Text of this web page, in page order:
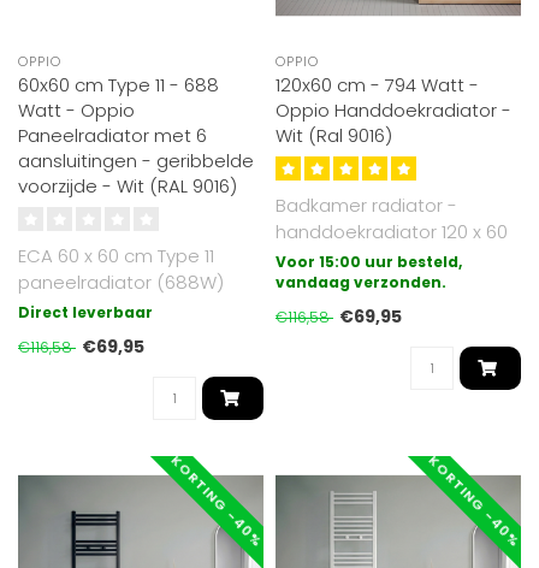
OPPIO
60x60 cm Type 11 - 688
Watt - Oppio
Paneelradiator met 6
aansluitingen - geribbelde
voorzijde - Wit (RAL 9016)
ECA 60 x 60 cm Type 11
paneelradiator (688W)
met 6 aansluitingen.
Gemaakt van ho..
Direct leverbaar
€116,58 €69,95
OPPIO
120x60 cm - 794 Watt -
Oppio Handdoekradiator -
Wit (Ral 9016)
Badkamer radiator -
handdoekradiator 120 x 60
cm Wit Ral 9016
gegalvaniseerd (ex..
Voor 15:00 uur besteld,
vandaag verzonden.
€116,58 €69,95
KORTING -40% KORTING -40%